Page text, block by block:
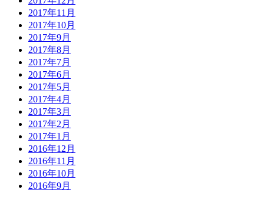
2017年11月
2017年10月
2017年9月
2017年8月
2017年7月
2017年6月
2017年5月
2017年4月
2017年3月
2017年2月
2017年1月
2016年12月
2016年11月
2016年10月
2016年9月